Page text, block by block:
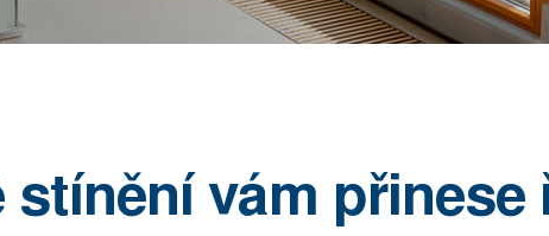
stínění vám